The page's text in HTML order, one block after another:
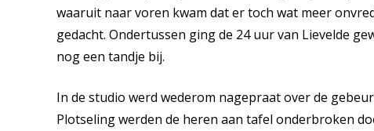
waaruit naar voren kwam dat er toch wat meer
gedacht. Ondertussen ging de 24 uur van Lievelde
nog een tandje bij.
In de studio werd wederom nagepraat over de
Plotseling werden de heren aan tafel onderbroken